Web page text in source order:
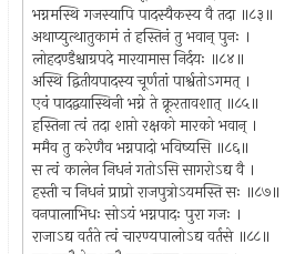
भग्नमस्थि गजस्यापि पादस्यैकस्य वै तदा ॥८३॥
अथाप्युत्थातुकामं तं हस्तिनं तु भवान् पुनः ।
लोहदण्डैश्चाग्रपदे मारयामास निर्दयः ॥८४॥
अस्थि द्वितीयपादस्य चूर्णतां पार्श्वतोऽगमत् ।
एवं पादद्वयास्थिनी भग्ने ते क्रूरतावशात् ॥८५॥
हस्तिना त्वं तदा शप्तो रक्षको मारको भवान् ।
ममैव तु करेणैव भग्नपादो भविष्यसि ॥८६॥
स त्वं कालेन निधनं गतोऽसि सागरोऽद्य वै ।
हस्ती च निधनं प्राप्रो राजपुत्रोऽयमस्ति सः ॥८७॥
वनपालाभिधः सोऽयं भग्नपादः पुरा गजः ।
राजाऽद्य वर्तते त्वं चारण्यपालोऽद्य वर्तसे ॥८८॥